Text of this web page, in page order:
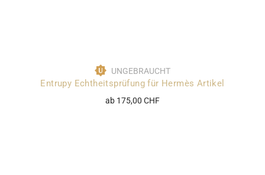
UNGEBRAUCHT
Entrupy Echtheitsprüfung für Hermès Artikel
ab 175,00 CHF